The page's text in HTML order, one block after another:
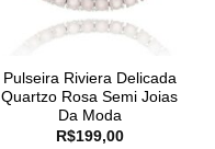
Pulseira Riviera Delicada
Quartzo Rosa Semi Joias
Da Moda
R$199,00